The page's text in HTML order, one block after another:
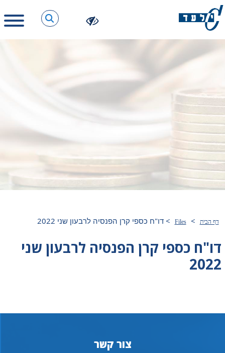
דף הבית >
Files
>דו"ח כספי קרן הפנסיה לרבעון שני 2022
דו"ח כספי קרן הפנסיה לרבעון שני
2022
צור קשר